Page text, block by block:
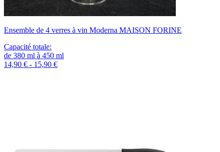
Ensemble de 4 verres à vin Moderna MAISON FORINE
Capacité totale:
de 380 ml à 450 ml
14,90 € - 15,90 €